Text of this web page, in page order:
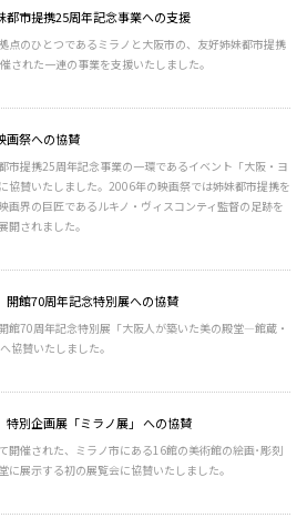
都市提携25周年記念事業への支援
点のひとつであるミラノと大阪市の、友好姉妹都市提携
された一連の事業を支援いたしました。
画祭への協賛
市提携25周年記念事業の一環であるイベント「大阪・ヨ
協賛いたしました。2006年の映画祭では姉妹都市提携を
画界の巨匠であるルキノ・ヴィスコンティ監督の足跡を
開されました。
館70周年記念特別展への協賛
70周年記念特別展「大阪人が築いた美の殿堂―館蔵・
協賛いたしました。
別企画展「ミラノ展」 への協賛
開催された、ミラノ市にある16館の美術館の絵画･彫刻
に展示する初の展覧会に協賛いたしました。